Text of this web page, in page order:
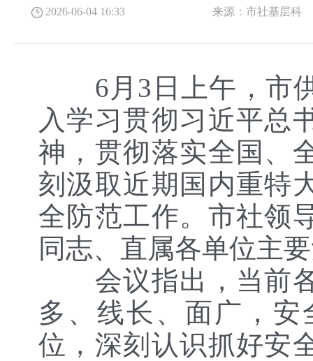
2026-06-04 16:33 来源：市社基层科
6月3日上午，市供
入学习贯彻习近平总
神，贯彻落实全国、
刻汲取近期国内重特
全防范工作。市社领
同志、直属各单位主
会议指出，当前各
多、线长、面广，
位，深刻认识抓好安